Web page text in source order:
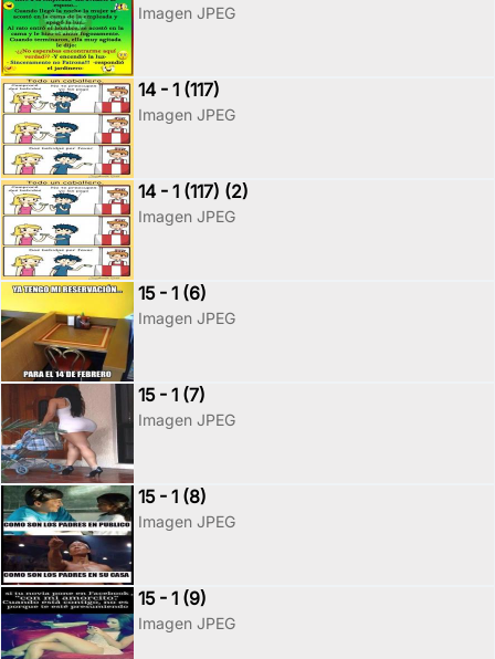
Imagen JPEG
14 - 1 (117)
Imagen JPEG
14 - 1 (117) (2)
Imagen JPEG
15 - 1 (6)
Imagen JPEG
15 - 1 (7)
Imagen JPEG
15 - 1 (8)
Imagen JPEG
15 - 1 (9)
Imagen JPEG